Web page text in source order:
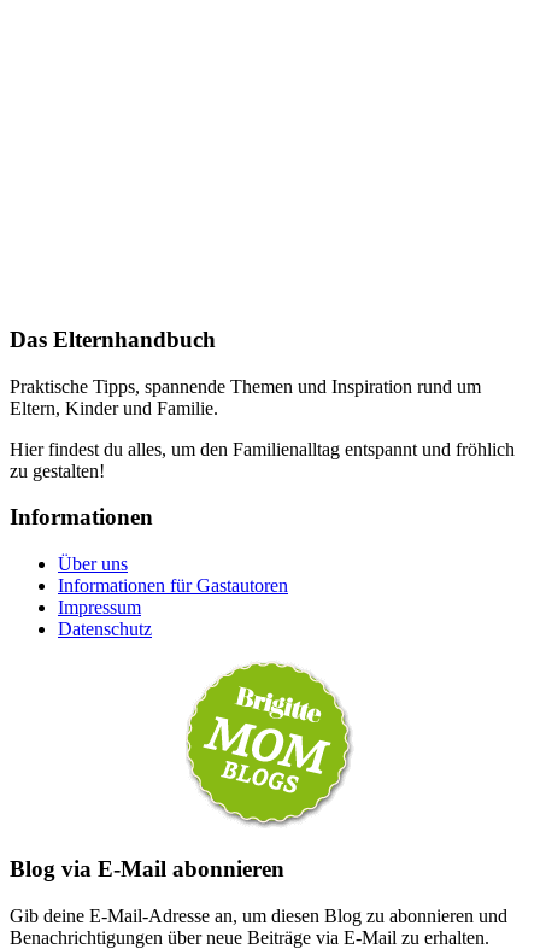
Das Elternhandbuch
Praktische Tipps, spannende Themen und Inspiration rund um
Eltern, Kinder und Familie.
Hier findest du alles, um den Familienalltag entspannt und fröhlich
zu gestalten!
Informationen
Über uns
Informationen für Gastautoren
Impressum
Datenschutz
Blog via E-Mail abonnieren
Gib deine E-Mail-Adresse an, um diesen Blog zu abonnieren und
Benachrichtigungen über neue Beiträge via E-Mail zu erhalten.